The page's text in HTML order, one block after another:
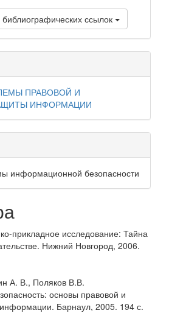
ссылок
ПРАВОВОЙ И
ИНФОРМАЦИИ
информационной безопасности
прикладное исследование: Тайна
Нижний Новгород, 2006.
А. В., Поляков В.В.
основы правовой и
Барнаул, 2005. 194 с.